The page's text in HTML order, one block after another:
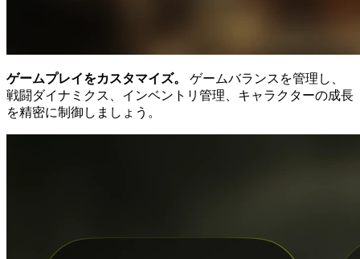
ゲームプレイをカスタマイズ。
ゲームバランスを管理し、
戦闘ダイナミクス、インベントリ管理、キャラクターの成長
を精密に制御しましょう。